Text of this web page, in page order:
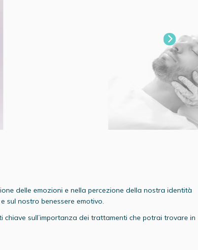
delle emozioni e nella percezione della nostra identità
sul nostro benessere emotivo.
chiave sull’importanza dei trattamenti che potrai trovare in